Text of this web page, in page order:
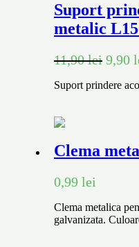
Suport
metalic
11,90lei 9,90
Suport prindere
Clema
0,99 lei
Clema metalica
galvanizata.